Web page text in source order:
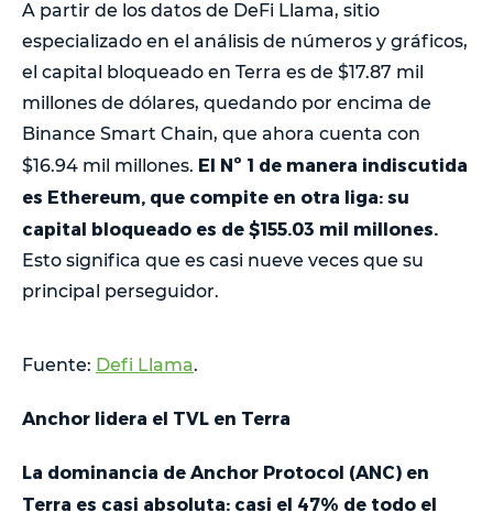
A partir de los datos de DeFi Llama, sitio
especializado en el análisis de números y gráficos,
el capital bloqueado en Terra es de $17.87 mil
millones de dólares, quedando por encima de
Binance Smart Chain, que ahora cuenta con
$16.94 mil millones. El Nº 1 de manera indiscutida
es Ethereum, que compite en otra liga: su
capital bloqueado es de $155.03 mil millones.
Esto significa que es casi nueve veces que su
principal perseguidor.
Fuente: Defi Llama.
Anchor lidera el TVL en Terra
La dominancia de Anchor Protocol (ANC) en
Terra es casi absoluta: casi el 47% de todo el